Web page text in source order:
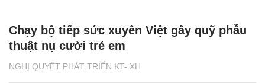
NGHỊ QUYẾT PHÁT TRIỂN KT- XH
Chạy bộ tiếp sức xuyên Việt gây quỹ phẫu
thuật nụ cười trẻ em